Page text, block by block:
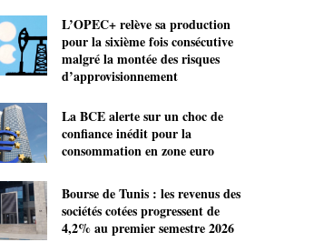
L’OPEC+ relève sa production
pour la sixième fois consécutive
malgré la montée des risques
d’approvisionnement
La BCE alerte sur un choc de
confiance inédit pour la
consommation en zone euro
Bourse de Tunis : les revenus des
sociétés cotées progressent de
4,2% au premier semestre 2026